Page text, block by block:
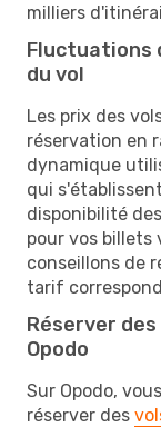
milliers
Fluctuations
du vol
Les prix des
réservation en
dynamique
qui
disponibilité
pour vos billets
conseillons de
tarif
Réserver
Opodo
Sur Opodo,
réserver des